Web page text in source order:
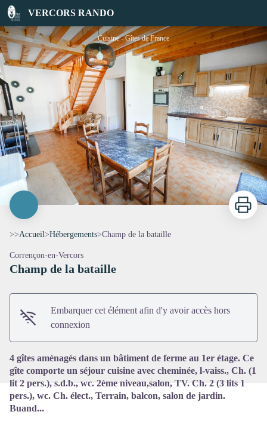
VERCORS RANDO
Champ de la bataille
Cuisine - Gîtes de France
Imprimer
>>Accueil>Hébergements>Champ de la bataille
Corrençon-en-Vercors
Champ de la bataille
Embarquer cet élément afin d'y avoir accès hors
connexion
4 gîtes aménagés dans un bâtiment de ferme au 1er étage. Ce
gîte comporte un séjour cuisine avec cheminée, l-vaiss., Ch. (1
lit 2 pers.), s.d.b., wc. 2ème niveau,salon, TV. Ch. 2 (3 lits 1
pers.), wc. Ch. élect., Terrain, balcon, salon de jardin.
Buand...